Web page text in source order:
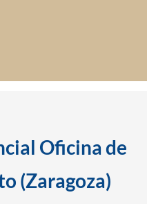
Oficina de
(Zaragoza)